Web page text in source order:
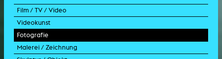
Film / TV / Video
Spielfilm
Dokumentarfilm
Doku-Drama
Videokunst
Experimentalfilm
Videoarbeit
Fotografie
Fotoarbeit
Malerei / Zeichnung